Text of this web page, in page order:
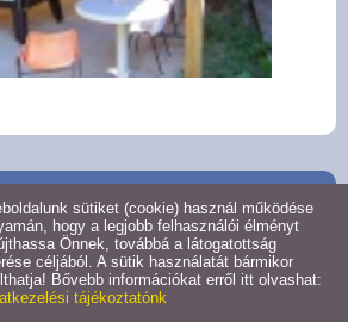
Önkormányzata
sütiket (cookie) használ működése
hogy a legjobb felhasználói élményt
Önnek, továbbá a látogatottság
céljából. A sütik használatát bármikor
Bővebb információkat erről itt olvashat:
tájékoztatónk